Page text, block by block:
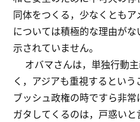
同体をつくる，少なくとも
については積極的な理由が
示されていません。
オバマさんは，単独行動
く，アジアも重視するという
ブッシュ政権の時ですら非
ガタしてくるのは，戸惑い